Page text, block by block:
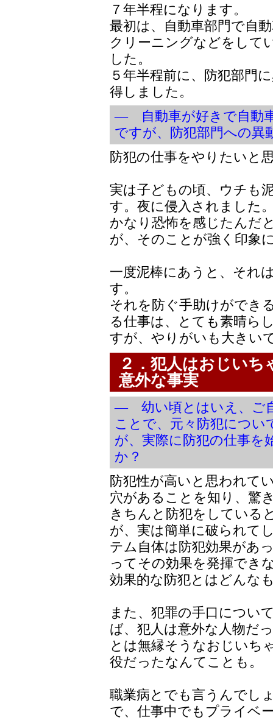
７年半程になります。
最初は、自動車部門で自
クリーニングなどをして
した。
５年半程前に、防犯部門
得しました。
― 自動車が好きで自動
ですが、防犯部門への異
防犯の仕事をやりたいと
実は子どもの頃、ウチも
す。夜に侵入されました
かなり恐怖を感じたんだ
が、そのことが強く印象
一度泥棒にあうと、それ
す。
それを防ぐ手助けができ
る仕事は、とても素晴ら
すが、やりがいも大きい
２．犯人はおじい
意外な事実
― 幼い頃とはいえ、ご
ことで、元々防犯につ
が、実際に防犯の仕事を
か？
防犯性が高いと思われて
穴があることを知り、驚
きちんと防犯をしている
が、実は簡単に破られて
テム自体は防犯効果があ
ってその効果を発揮でき
効果的な防犯とはどんな
また、犯罪の手口につい
ば、犯人は意外な人物だ
とは無縁そうなおじいち
役だったなんてことも。
職業病とでも言うんでし
で、仕事中でもプライベ